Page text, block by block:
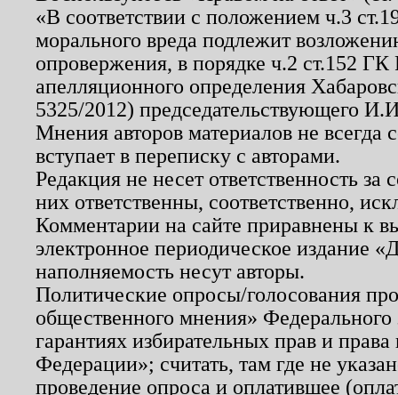
«В соответствии с положением ч.3
морального вреда подлежит
опровержения, в порядке ч.2 ст.152
апелляционного определения
5325/2012) председательствующего
Мнения авторов материалов не
вступает в переписку с авторами.
Редакция не несет ответственность
них ответственны, соответственно,
Комментарии на сайте приравнены к
электронное периодическое издание
наполняемость несут авторы.
Политические опросы/голосования
общественного мнения»
гарантиях избирательных прав и
Федерации»; считать, там где не
проведение опроса и оплатившее